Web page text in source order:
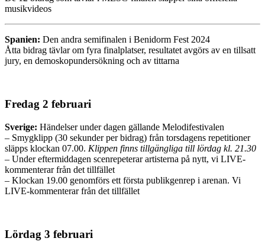
musikvideos
Spanien: Den andra semifinalen i Benidorm Fest 2024
Åtta bidrag tävlar om fyra finalplatser, resultatet avgörs av en tillsatt
jury, en demoskopundersökning och av tittarna
Fredag 2 februari
Sverige: Händelser under dagen gällande Melodifestivalen
– Smygklipp (30 sekunder per bidrag) från torsdagens repetitioner
släpps klockan 07.00. Klippen finns tillgängliga till lördag kl. 21.30
– Under eftermiddagen scenrepeterar artisterna på nytt, vi LIVE-
kommenterar från det tillfället
– Klockan 19.00 genomförs ett första publikgenrep i arenan. Vi
LIVE-kommenterar från det tillfället
Lördag 3 februari